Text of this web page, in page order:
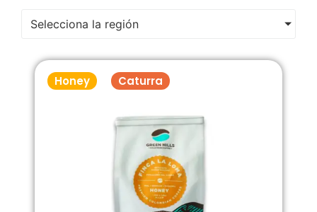
Selecciona la región
Honey Caturra